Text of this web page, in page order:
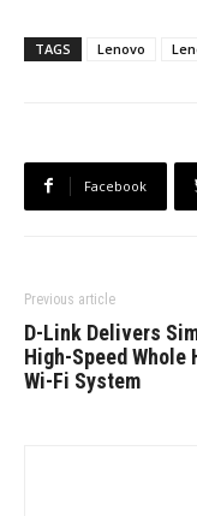
TAGS Lenovo
Facebook
Previous article
D-Link Delivers
High-Speed Whole
Wi-Fi System